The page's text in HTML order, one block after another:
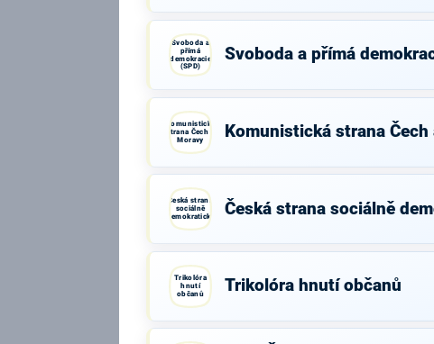
Svoboda a
přímá
demokracie
(SPD)
Svoboda a přímá
Komunistická
strana Čech a
Moravy
Komunistická strana Čech
Česká strana
sociálně
demokratická
Česká strana sociálně
Trikolóra
hnutí
občanů
Trikolóra hnutí občanů